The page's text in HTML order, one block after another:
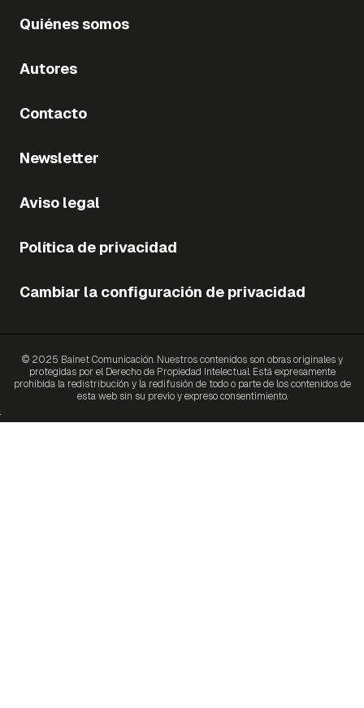
Quiénes somos
Autores
Contacto
Newsletter
Aviso legal
Política de privacidad
Cambiar la configuración de privacidad
© 2025 Bainet Comunicación. Nuestros contenidos son obras originales y
protegidas por el Derecho de Propiedad Intelectual. Está expresamente
prohibida la redistribución y la redifusión de todo o parte de los contenidos de
esta web sin su previo y expreso consentimiento.